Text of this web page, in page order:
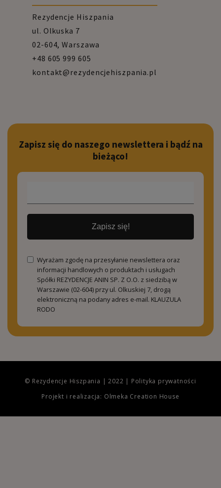
Rezydencje Hiszpania
ul. Olkuska 7
02-604, Warszawa
+48 605 999 605
kontakt@rezydencjehiszpania.pl
Zapisz się do naszego newslettera i bądź na
bieżąco!
Zapisz się!
Wyrażam zgodę na przesyłanie newslettera oraz
informacji handlowych o produktach i usługach
Spółki REZYDENCJE ANIN SP. Z O.O. z siedzibą w
Warszawie (02-604) przy ul. Olkuskiej 7, drogą
elektroniczną na podany adres e-mail. KLAUZULA
RODO
© Rezydencje Hiszpania | 2022 | Polityka prywatności
Projekt i realizacja: Olmeka Creation House